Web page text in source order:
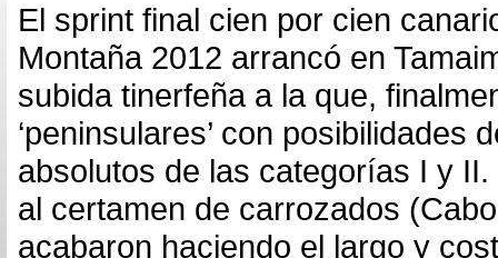
El sprint final cien por cien
Montaña 2012 arrancó en
subida tinerfeña a la que,
‘peninsulares’ con posibilidades
absolutos de las categorías I y
al certamen de carrozados
acabaron haciendo el largo y